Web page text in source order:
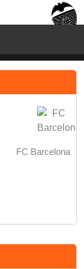
FC Barcelona